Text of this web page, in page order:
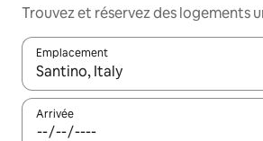
Trouvez et réservez des logements
Emplacement
Quand les résultats sont affichés,
Arrivée